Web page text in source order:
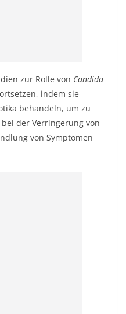
zur Rolle von Candida
indem sie
behandeln, um zu
der Verringerung von
von Symptomen